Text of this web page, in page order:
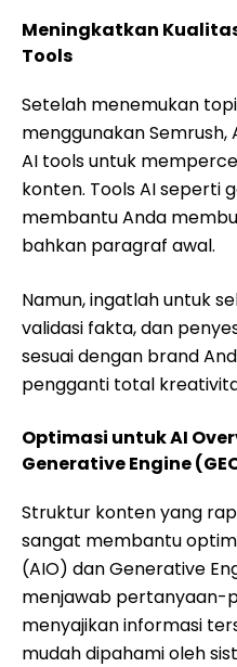
Meningkatkan
Tools
Setelah menemukan
menggunakan
AI tools untuk
konten. Tools AI seperti
membantu Anda
bahkan paragraf awal.
Namun, ingatlah untuk
validasi fakta, dan
sesuai dengan brand
pengganti total
Optimasi untuk AI
Generative Engine
Struktur konten yang
sangat membantu
(AIO) dan Generative
menjawab pertanyaan-
menyajikan informasi
mudah dipahami oleh